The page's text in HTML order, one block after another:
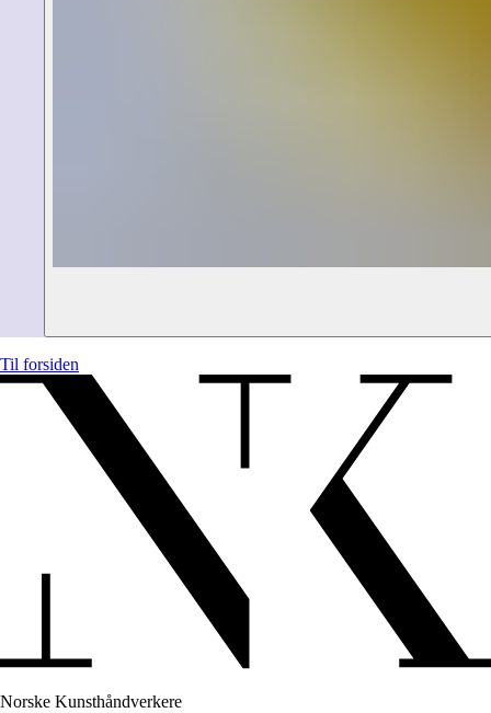
Til forsiden
Norske Kunsthåndverkere